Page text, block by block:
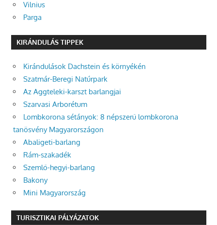
Vilnius
Parga
KIRÁNDULÁS TIPPEK
Kirándulások Dachstein és környékén
Szatmár-Beregi Natúrpark
Az Aggteleki-karszt barlangjai
Szarvasi Arborétum
Lombkorona sétányok: 8 népszerű lombkorona
tanösvény Magyarországon
Abaligeti-barlang
Rám-szakadék
Szemlő-hegyi-barlang
Bakony
Mini Magyarország
TURISZTIKAI PÁLYÁZATOK